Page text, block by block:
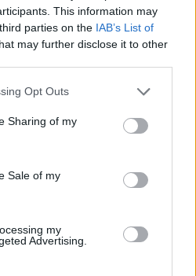
This information may
parties on the IAB’s List of
may further disclose it to other
Opt Outs
Sharing of my
Sale of my
my
Advertising.